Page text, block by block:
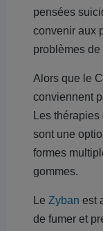
pensées
convenir aux
problèmes
Alors que le
conviennent
Les
sont une
formes
gommes.
Le Zyban est
de fumer et